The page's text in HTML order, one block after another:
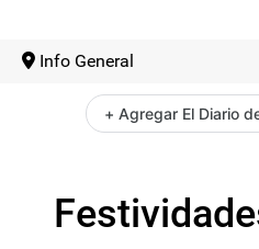
Info General
+ Agregar El Diario